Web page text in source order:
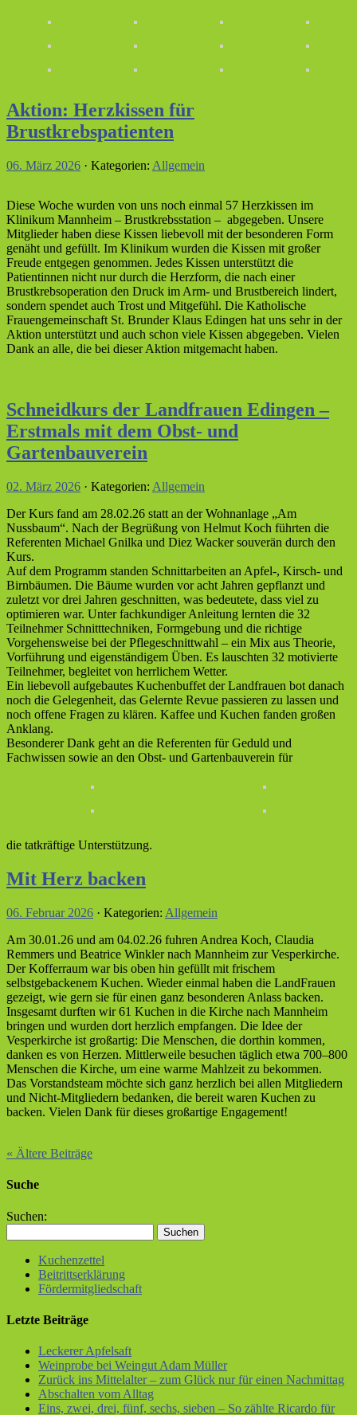
Aktion: Herzkissen für
Brustkrebspatienten
06. März 2026 · Kategorien: Allgemein
Diese Woche wurden von uns noch einmal 57 Herzkissen im
Klinikum Mannheim – Brustkrebsstation – abgegeben. Unsere
Mitglieder haben diese Kissen liebevoll mit der besonderen Form
genäht und gefüllt. Im Klinikum wurden die Kissen mit großer
Freude entgegen genommen. Jedes Kissen unterstützt die
Patientinnen nicht nur durch die Herzform, die nach einer
Brustkrebsoperation den Druck im Arm- und Brustbereich lindert,
sondern spendet auch Trost und Mitgefühl. Die Katholische
Frauengemeinschaft St. Brunder Klaus Edingen hat uns sehr in der
Aktion unterstützt und auch schon viele Kissen abgegeben. Vielen
Dank an alle, die bei dieser Aktion mitgemacht haben.
Schneidkurs der Landfrauen Edingen –
Erstmals mit dem Obst- und
Gartenbauverein
02. März 2026 · Kategorien: Allgemein
Der Kurs fand am 28.02.26 statt an der Wohnanlage „Am
Nussbaum“. Nach der Begrüßung von Helmut Koch führten die
Referenten Michael Gnilka und Diez Wacker souverän durch den
Kurs.
Auf dem Programm standen Schnittarbeiten an Apfel-, Kirsch- und
Birnbäumen. Die Bäume wurden vor acht Jahren gepflanzt und
zuletzt vor drei Jahren geschnitten, was bedeutete, dass viel zu
optimieren war. Unter fachkundiger Anleitung lernten die 32
Teilnehmer Schnitttechniken, Formgebung und die richtige
Vorgehensweise bei der Pflegeschnittwahl – ein Mix aus Theorie,
Vorführung und eigenständigem Üben. Es lauschten 32 motivierte
Teilnehmer, begleitet von herrlichem Wetter.
Ein liebevoll aufgebautes Kuchenbuffet der Landfrauen bot danach
noch die Gelegenheit, das Gelernte Revue passieren zu lassen und
noch offene Fragen zu klären. Kaffee und Kuchen fanden großen
Anklang.
Besonderer Dank geht an die Referenten für Geduld und
Fachwissen sowie an den Obst- und Gartenbauverein für
die tatkräftige Unterstützung.
Mit Herz backen
06. Februar 2026 · Kategorien: Allgemein
Am 30.01.26 und am 04.02.26 fuhren Andrea Koch, Claudia
Remmers und Beatrice Winkler nach Mannheim zur Vesperkirche.
Der Kofferraum war bis oben hin gefüllt mit frischem
selbstgebackenem Kuchen. Wieder einmal haben die LandFrauen
gezeigt, wie gern sie für einen ganz besonderen Anlass backen.
Insgesamt durften wir 61 Kuchen in die Kirche nach Mannheim
bringen und wurden dort herzlich empfangen. Die Idee der
Vesperkirche ist großartig: Die Menschen, die dorthin kommen,
danken es von Herzen. Mittlerweile besuchen täglich etwa 700–800
Menschen die Kirche, um eine warme Mahlzeit zu bekommen.
Das Vorstandsteam möchte sich ganz herzlich bei allen Mitgliedern
und Nicht-Mitgliedern bedanken, die bereit waren Kuchen zu
backen. Vielen Dank für dieses großartige Engagement!
« Ältere Beiträge
Suche
Suchen:
Kuchenzettel
Beitrittserklärung
Fördermitgliedschaft
Letzte Beiträge
Leckerer Apfelsaft
Weinprobe bei Weingut Adam Müller
Zurück ins Mittelalter – zum Glück nur für einen Nachmittag
Abschalten vom Alltag
Eins, zwei, drei, fünf, sechs, sieben – So zählte Ricardo für